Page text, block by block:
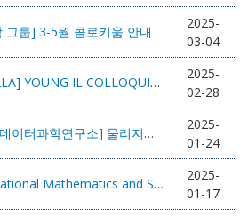
그룹] 3-5월 콜로키움 안내
2025-
03-04
[POSTECH CM2LA] YOUNG IL COLLOQUIUM
2025-
02-28
[POSTECH 수리데이터과학연구소] 물리지식기반 인공지능 Scientific Machine Learning Workshop 개최 안내
2025-
01-24
[IMSSRS] International Mathematics and Statistics Student Research Symposium
2025-
01-17